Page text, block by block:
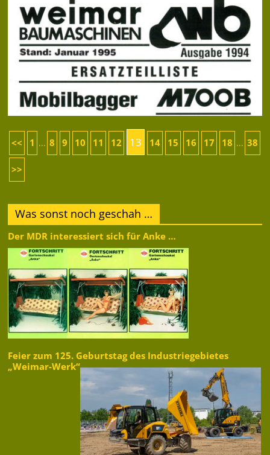
<< 1 ... 8 9 10 11 12 13 14 15 16 17 18 ... 38
>>
Was sonst noch geschah …
Der MDR interessiert sich für Anke …
Feier zum 125. Geburtstag des Industriegebietes
„Weimar-Werk“